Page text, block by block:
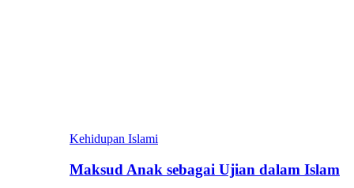
Kehidupan Islami
Maksud Anak sebagai Ujian dalam Islam